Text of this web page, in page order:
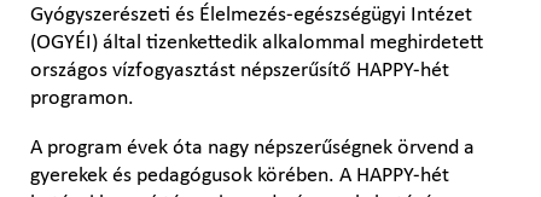
Gyógyszerészeti és Élelmezés-egészségügyi Intézet
(OGYÉI) által tizenkettedik alkalommal meghirdetett
országos vízfogyasztást népszerűsítő HAPPY-hét
programon.
A program évek óta nagy népszerűségnek örvend a
gyerekek és pedagógusok körében. A HAPPY-hét